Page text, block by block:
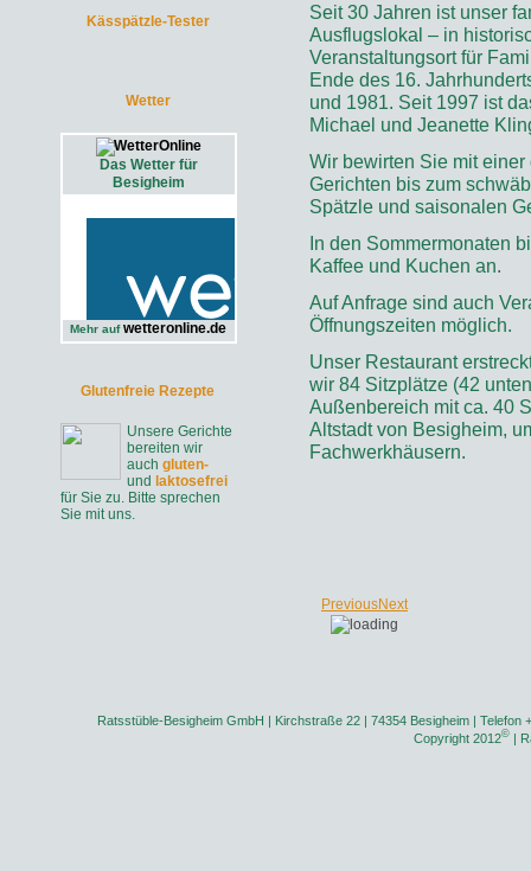
Kässpätzle-Tester
Wetter
Das Wetter für
Besigheim
Mehr aufwetteronline.de
Glutenfreie Rezepte
Unsere Gerichte
bereiten wir
auch gluten-
und laktosefrei
für Sie zu. Bitte sprechen
Sie mit uns.
Seit 30 Jahren ist unser
Ausflugslokal – in
Veranstaltungsort für
Ende des 16.
und 1981. Seit 1997 ist
Michael und Jeanette
Wir bewirten Sie mit
Gerichten bis zum
Spätzle und saisonalen
In den Sommermonaten
Kaffee und Kuchen an.
Auf Anfrage sind auch
Öffnungszeiten möglich.
Unser Restaurant
wir 84 Sitzplätze (42
Außenbereich mit ca. 40
Altstadt von Besigheim,
Fachwerkhäusern.
PreviousNext
Ratsstüble-Besigheim GmbH | Kirchstraße 22 | 74354 Besigheim | Telefon
Copyright 2012© |